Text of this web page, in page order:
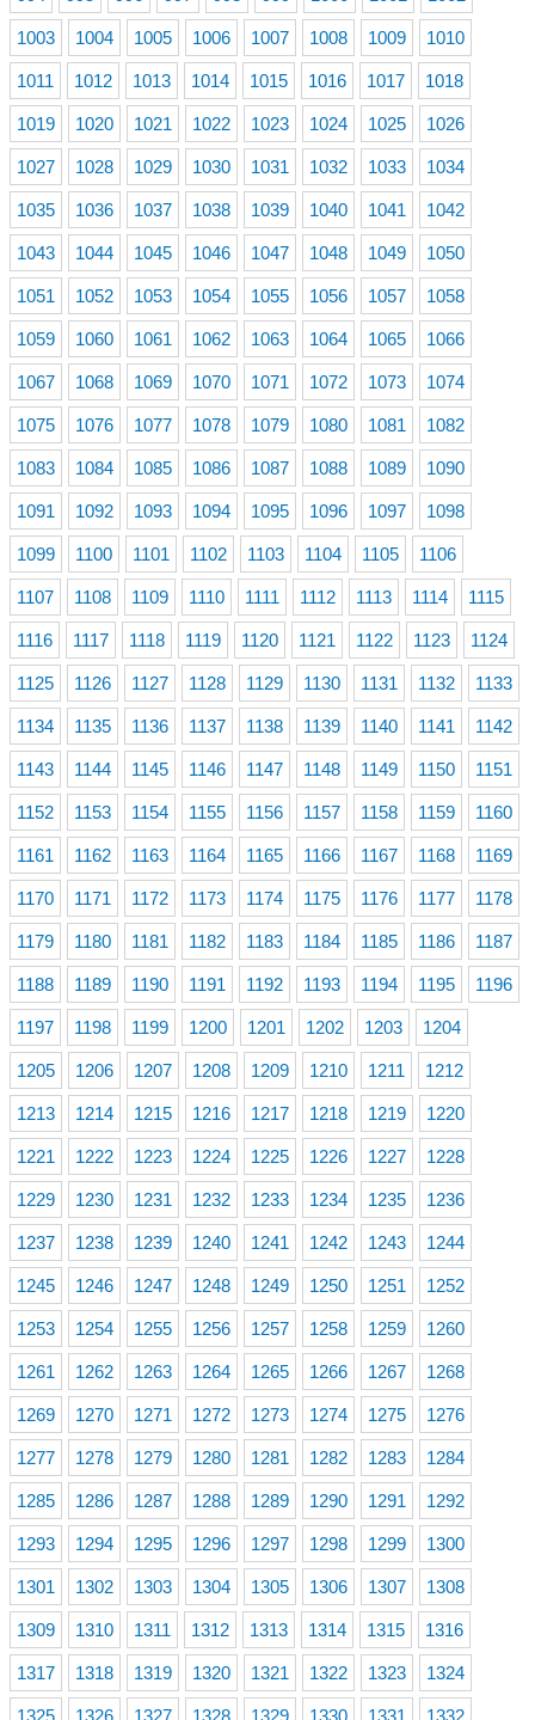
1003 1004 1005 1006 1007 1008 1009 1010
1011 1012 1013 1014 1015 1016 1017 1018
1019 1020 1021 1022 1023 1024 1025 1026
1027 1028 1029 1030 1031 1032 1033 1034
1035 1036 1037 1038 1039 1040 1041 1042
1043 1044 1045 1046 1047 1048 1049 1050
1051 1052 1053 1054 1055 1056 1057 1058
1059 1060 1061 1062 1063 1064 1065 1066
1067 1068 1069 1070 1071 1072 1073 1074
1075 1076 1077 1078 1079 1080 1081 1082
1083 1084 1085 1086 1087 1088 1089 1090
1091 1092 1093 1094 1095 1096 1097 1098
1099 1100 1101 1102 1103 1104 1105 1106
1107 1108 1109 1110 1111 1112 1113 1114 1115
1116 1117 1118 1119 1120 1121 1122 1123 1124
1125 1126 1127 1128 1129 1130 1131 1132 1133
1134 1135 1136 1137 1138 1139 1140 1141 1142
1143 1144 1145 1146 1147 1148 1149 1150 1151
1152 1153 1154 1155 1156 1157 1158 1159 1160
1161 1162 1163 1164 1165 1166 1167 1168 1169
1170 1171 1172 1173 1174 1175 1176 1177 1178
1179 1180 1181 1182 1183 1184 1185 1186 1187
1188 1189 1190 1191 1192 1193 1194 1195 1196
1197 1198 1199 1200 1201 1202 1203 1204
1205 1206 1207 1208 1209 1210 1211 1212
1213 1214 1215 1216 1217 1218 1219 1220
1221 1222 1223 1224 1225 1226 1227 1228
1229 1230 1231 1232 1233 1234 1235 1236
1237 1238 1239 1240 1241 1242 1243 1244
1245 1246 1247 1248 1249 1250 1251 1252
1253 1254 1255 1256 1257 1258 1259 1260
1261 1262 1263 1264 1265 1266 1267 1268
1269 1270 1271 1272 1273 1274 1275 1276
1277 1278 1279 1280 1281 1282 1283 1284
1285 1286 1287 1288 1289 1290 1291 1292
1293 1294 1295 1296 1297 1298 1299 1300
1301 1302 1303 1304 1305 1306 1307 1308
1309 1310 1311 1312 1313 1314 1315 1316
1317 1318 1319 1320 1321 1322 1323 1324
1325 1326 1327 1328 1329 1330 1331 1332